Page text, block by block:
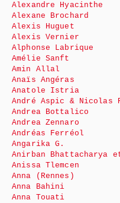
Alexandre Hyacinthe
Alexane Brochard
Alexis Huguet
Alexis Vernier
Alphonse Labrique
Amélie Sanft
Amin Allal
Anaïs Angéras
Anatole Istria
André Aspic & Nicolas
Andrea Bottalico
Andrea Zennaro
Andréas Ferréol
Angarika G.
Anirban Bhattacharya
Anissa Tlemcen
Anna (Rennes)
Anna Bahini
Anna Touati